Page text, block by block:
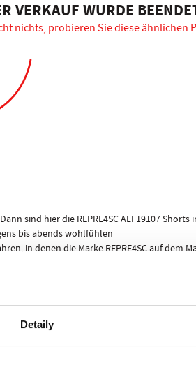
Detaily
VERKAUF WURDE
nichts, probieren Sie diese ähnlichen
sind hier die REPRE4SC ALI 19107
bis abends wohlfühlen
in denen die Marke REPRE4SC auf dem
Situationen mehr, in denen du dich vor
Tages und der Nacht, was für deine
PapierpixelREPRE4SC ECO PACK!